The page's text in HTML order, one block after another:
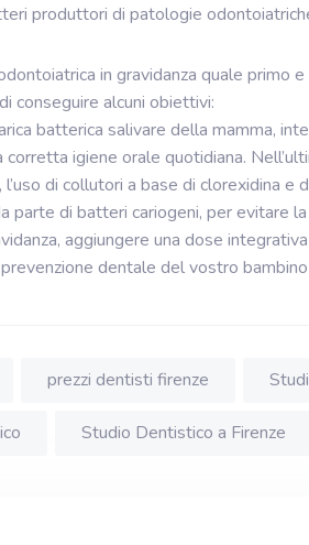
produttori di patologie
in gravidanza quale
conseguire alcuni obiettivi:
batterica salivare della mamma,
corretta igiene orale quotidiana.
l’uso di collutori a base di clorexidina e
di batteri cariogeni, per evitare
aggiungere una dose
dentale del vostro
prezzi dentisti firenze
Studio Dentistico a Firenze